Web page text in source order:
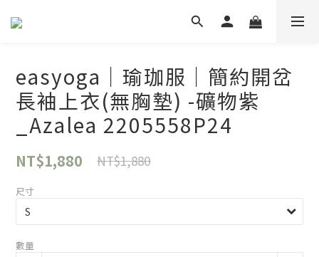
easyoga｜瑜珈服｜簡約開岔
長袖上衣(無胸墊) -礦物紫
_Azalea 2205558P24
NT$1,880 NT$1,880
尺寸
數量